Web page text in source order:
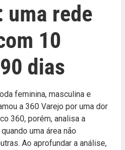
uma rede
10
dias
feminina, masculina e
a 360 Varejo por uma dor
360, porém, analisa a
uma área não
Ao aprofundar a análise,